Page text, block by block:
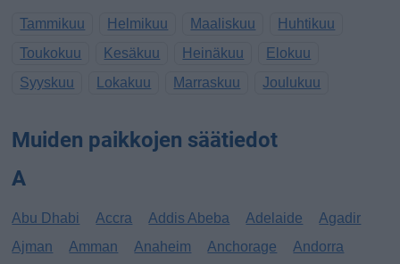
Tammikuu Helmikuu Maaliskuu
Huhtikuu
Toukokuu
Kesäkuu Heinäkuu
Elokuu
Syyskuu
Lokakuu Marraskuu Joulukuu
Muiden paikkojen säätiedot
A
Abu Dhabi Accra Addis Abeba Adelaide
Agadir
Ajman
Amman Anaheim Anchorage
Andorra